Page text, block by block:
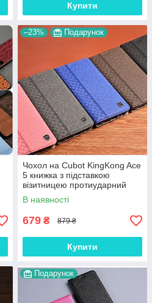
Купити
–23% Подарунок
Чохол на Cubot KingKong Ace
5 книжка з підставкою
візитницею протиударний
магнітний вологостійкий
"PRIVILEGE"
В наявності
679 ₴ 879 ₴
Купити
Подарунок